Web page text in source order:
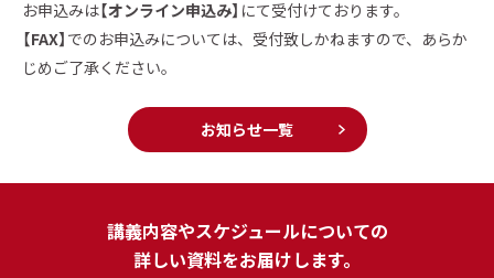
お申込みは【オンライン申込み】 にて受付けております。
【FAX】 でのお申込みについては、受付致しかねますので、あらか
じめご了承ください。
お知らせ一覧
講義内容やスケジュールについての
詳しい資料をお届けします。